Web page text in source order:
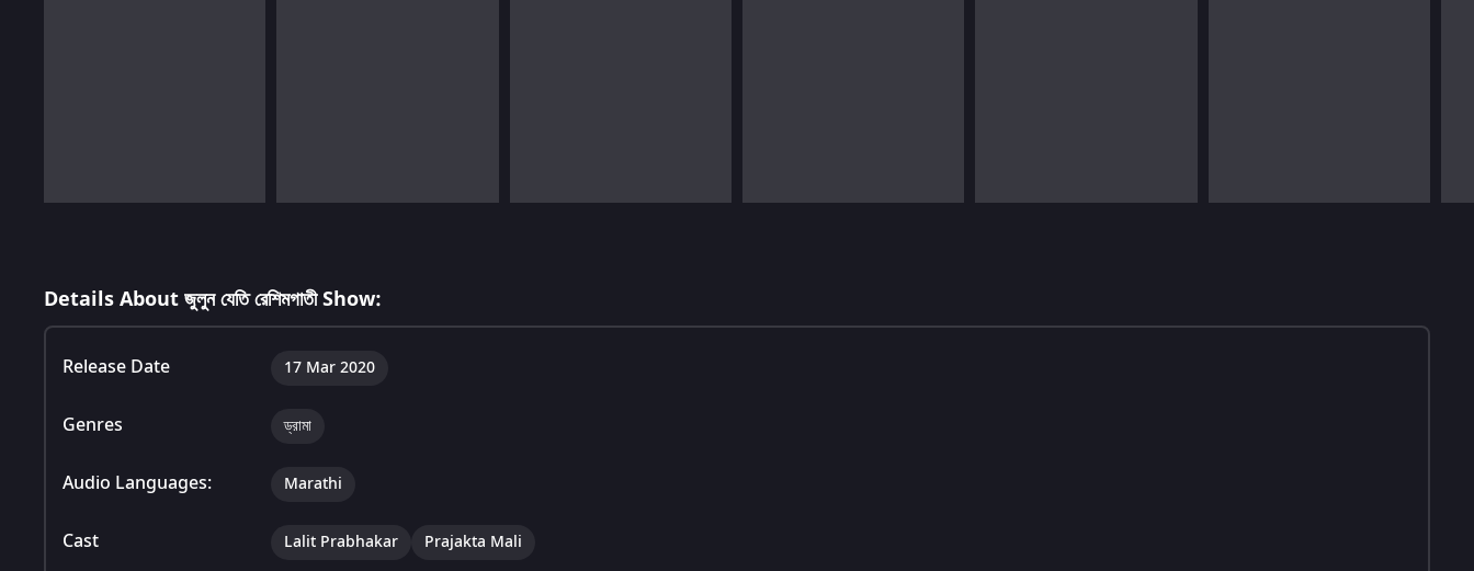
Details About জুলুন যেতি রেশিমগাতী Show:
Release Date 17 Mar 2020
Genres ড্রামা
Audio Languages: Marathi
Cast Lalit Prabhakar Prajakta Mali